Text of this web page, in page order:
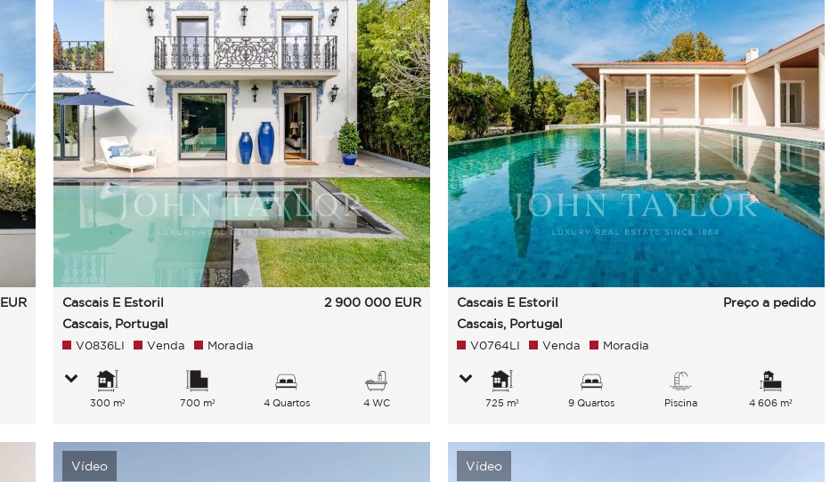
EUR
Cascais E Estoril
Cascais, Portugal
2 900 000 EUR
V0836LI Venda Moradia
300 m² 700 m² 4 Quartos 4 WC
Cascais E Estoril
Cascais, Portugal
Preço a pedido
V0764LI Venda Moradia
725 m² 9 Quartos Piscina 4 606 m²
Vídeo Vídeo